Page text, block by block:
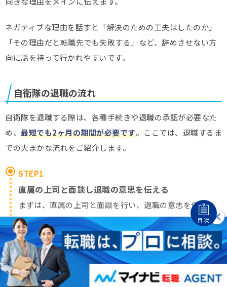
ネガティブな理由を話すと「解決のための工夫はしたのか」
「その理由だと転職先でも失敗する」など、辞めさせない方
向に話を持って行かれやすいです。
自衛隊の退職の流れ
自衛隊を退職する際は、各種手続きや退職の承認が必要なた
め、 最短でも2ヶ月の期間が必要です。ここでは、退職するま
での大まかな流れをご紹介します。
STEP1
直属の上司と面談し退職の意思を伝える
まずは、直属の上司と面談を行い、退職の意志を伝えま
す。退職を阻止されないようにするためにも、明確な退職
理由を用意しておきましょう。
STEP2
目次